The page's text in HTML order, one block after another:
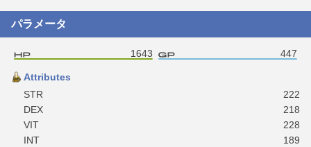
パラメータ
1643 447
Attributes
STR
222
DEX
218
VIT
228
INT
189